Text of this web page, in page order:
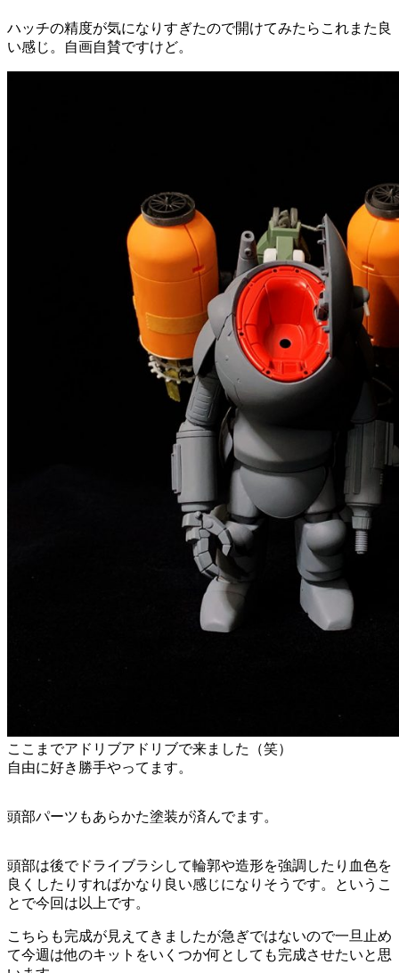
ハッチの精度が気になりすぎたので開けてみたらこれまた良
い感じ。自画自賛ですけど。
ここまでアドリブアドリブで来ました（笑）
自由に好き勝手やってます。
頭部パーツもあらかた塗装が済んでます。
頭部は後でドライブラシして輪郭や造形を強調したり血色を
良くしたりすればかなり良い感じになりそうです。というこ
とで今回は以上です。
こちらも完成が見えてきましたが急ぎではないので一旦止め
て今週は他のキットをいくつか何としても完成させたいと思